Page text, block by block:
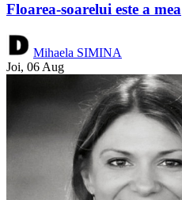
Floarea-soarelui este a mea
Mihaela SIMINA
Joi, 06 Aug